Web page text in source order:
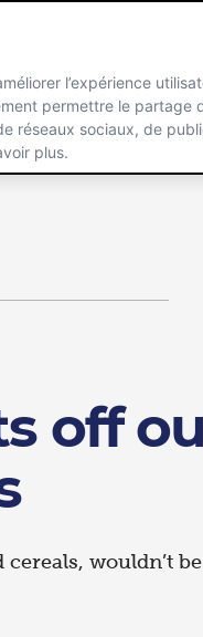
Marques
off
wouldn’t be
l’expérience
permettre le partage
réseaux sociaux, de
plus.